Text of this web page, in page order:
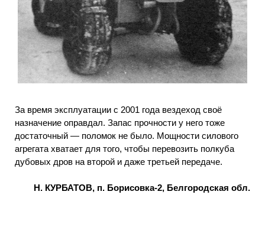
За время эксплуатации с 2001 года вездеход своё
назначение оправдал. Запас прочности у него тоже
достаточный — поломок не было. Мощности силового
агрегата хватает для того, чтобы перевозить полкуба
дубовых дров на второй и даже третьей передаче.
Н. КУРБАТОВ, п. Борисовка-2, Белгородская обл.